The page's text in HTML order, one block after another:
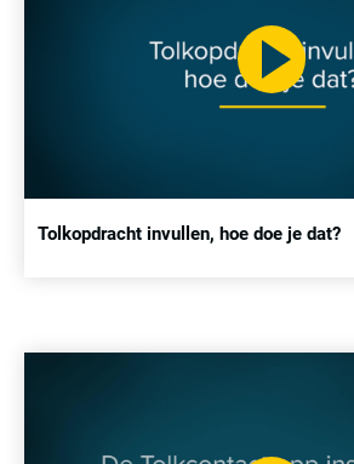
Tolkopdracht invullen, hoe doe je dat?